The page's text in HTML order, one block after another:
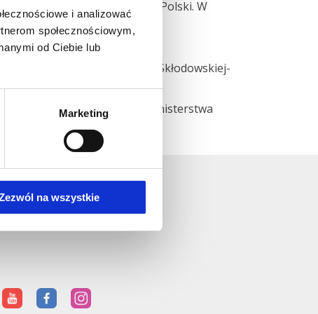
i analizować
społecznościowym,
od Ciebie lub
Marketing
na wszystkie
lekarzom i naukowcom z Polski. W
Warszawskiej,
Onkologii – Instytut Marii Skłodowskiej-
który otrzymał zgodę Ministerstwa